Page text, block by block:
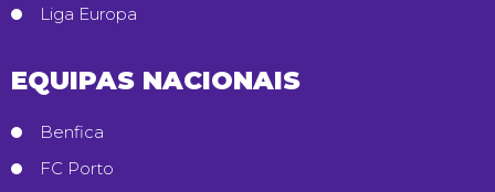
Liga Europa
EQUIPAS NACIONAIS
Benfica
FC Porto